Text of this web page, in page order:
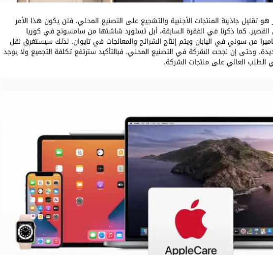
تقليل جاذبية المنتجات الأجنبية والتشجيع على التصنيع المحلي. فلن يكون هذا الأمر
كما ذكرنا في الفقرة السابقة، أبل تستورد شاشتها من سامسونج في كوريا
من سوني في اليابان ويتم إنتاج الشرائح والمعالجات في تايوان. لذلك سيستغرق نقل
وحتى إن نجحت الشركة في التصنيع المحلي. فبالتأكيد سترتفع تكلفة التجميع ولا يوجد
العالي على منتجات الشركة.